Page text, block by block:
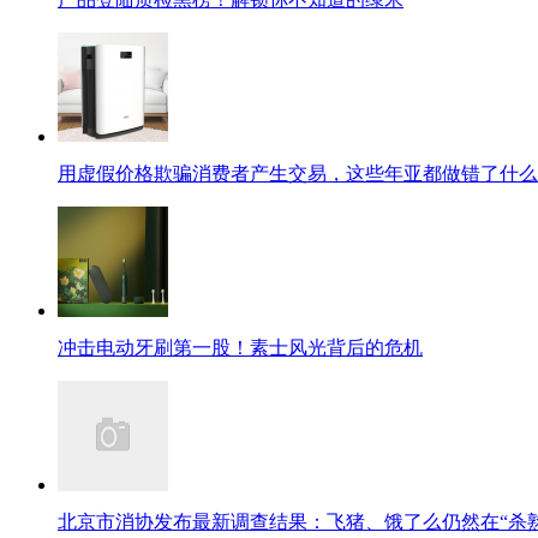
用虚假价格欺骗消费者产生交易，这些年亚都做错了什
冲击电动牙刷第一股！素士风光背后的危机
北京市消协发布最新调查结果：飞猪、饿了么仍然在“杀